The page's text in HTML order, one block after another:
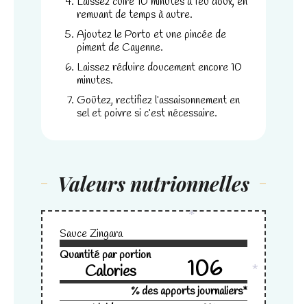
remuant de temps à autre.
Ajoutez le Porto et une pincée de
piment de Cayenne.
Laissez réduire doucement encore 10
minutes.
Goûtez, rectifiez l’assaisonnement en
sel et poivre si c’est nécessaire.
Valeurs nutrionnelles
Sauce Zingara
Quantité par portion
Calories 106
% des apports journaliers*
aussi bien que
possible lors
de votre visite.
refusez ces
certaines
fonctionnalités
Marketing
votre intérêt
comportement
lorsque vous
visitez notre
site, vous
augmentez les
*